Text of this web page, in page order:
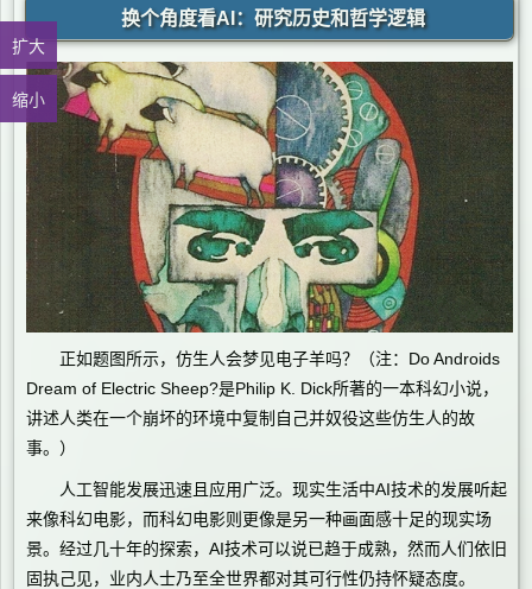
扩大
缩小
换个角度看AI：研究历史和哲学逻辑
正如题图所示，仿生人会梦见电子羊吗？（注：Do Androids
Dream of Electric Sheep?是Philip K. Dick所著的一本科幻小说，
讲述人类在一个崩坏的环境中复制自己并奴役这些仿生人的故
事。）
人工智能发展迅速且应用广泛。现实生活中AI技术的发展听起
来像科幻电影，而科幻电影则更像是另一种画面感十足的现实场
景。经过几十年的探索，AI技术可以说已趋于成熟，然而人们依旧
固执己见，业内人士乃至全世界都对其可行性仍持怀疑态度。